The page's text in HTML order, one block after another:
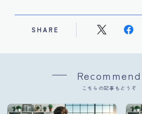
SHARE
Recommend
こちらの記事もどうぞ